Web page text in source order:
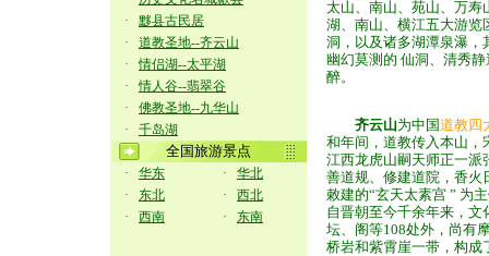
·
黟县古民居
·
道教圣地--齐云山
·
情侣湖--太平湖
·
情人谷--翡翠谷
·
佛教圣地--九华山
·
千岛湖
全国旅游景点
· 华东 ·
华北
·
东北 ·
西北
·
西南 · 东南
太山、南山、苑山、万寿
湖、南山、横江五大游览
洞，以及诸多湖潭泉瀑，
幽幻莫测的 仙洞、清秀
醉。
齐云山为中国道教四
和年间，道教传入本山，
江西龙虎山嗣天师正一派
善道规、修建道院，香火
敕建的“玄天太素宫 ” 为
自晋朝至今千余年来，
坛、阁等108处外，尚有
桥岩和紫霄崖一带，构成